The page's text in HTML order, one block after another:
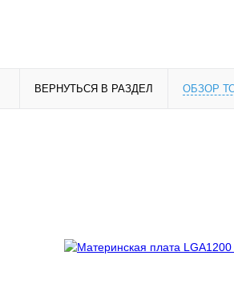
ВЕРНУТЬСЯ В РАЗДЕЛ ОБЗОР